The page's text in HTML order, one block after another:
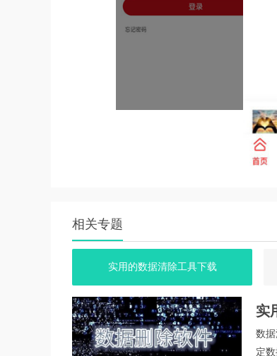
2. 操作便捷：软件界面简洁明了，操作
3. 公益性强：软件致力于推动公益事业
1. 大数据采集技术：内置国内最新大数
2. 志愿服务积分兑换：创新性地引入了
3. 智慧公益平台：作为专为志愿者服务
懂，同时具有很强的公益性和互动性。
与志愿服务。总的来说，志爱晋城是一
相关专题
实用的数据清除工具下载
实
数
定